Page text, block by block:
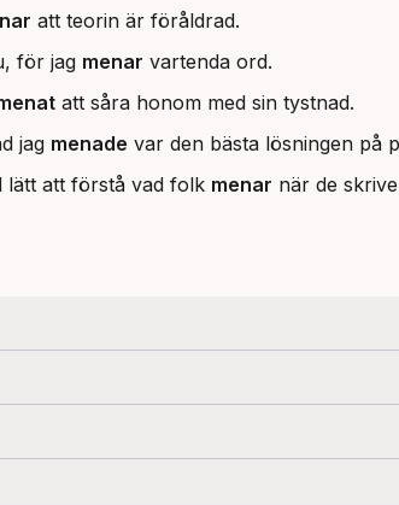
att teorin är föråldrad.
för jag menar vartenda ord.
att såra honom med sin tystnad.
jag menade var den bästa lösningen på
lätt att förstå vad folk menar när de